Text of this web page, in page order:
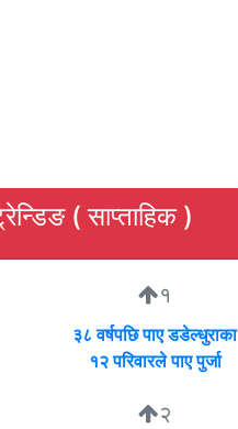
( साप्ताहिक )
१
३८ वर्षपछि पाए डडेल्धुराका
१२ परिवारले पाए पुर्जा
२